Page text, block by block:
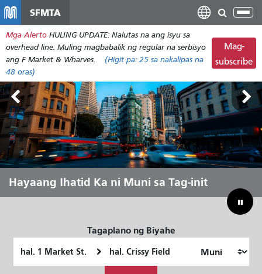
pangunahing
nilalaman
SFMTA
I-
ang
Mga Alerto HULING UPDATE: Nalutas na ang isyu sa
overhead line. Muling magbabalik ng regular na serbisyo
ang F Market & Wharves.
(Higit pa: 25 sa nakalipas na
48 oras)
Mag-
subscribe
Mga Lupain sa Labas Agosto 7-9
Hayaang Ihatid Ka ni Muni sa Tag-init
Pagtulay sa Ating Badyet para
Mailigtas ang Muni
Tagaplano ng Biyahe